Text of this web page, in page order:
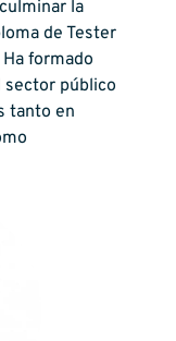
la
de Tester
formado
sector público
tanto en